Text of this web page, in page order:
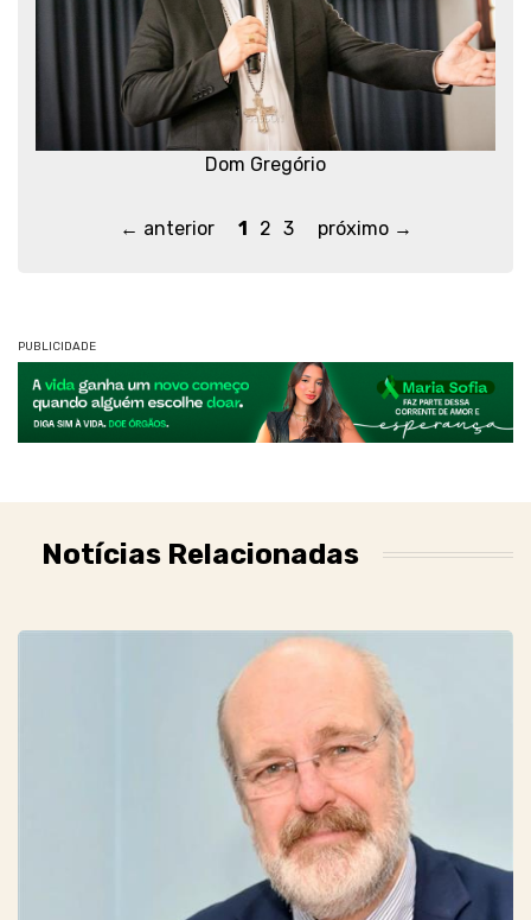
Dom Gregório
← anterior 1 2 3 próximo →
PUBLICIDADE
Notícias Relacionadas